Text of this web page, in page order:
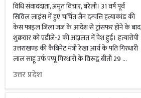
विधि संवाददाता, अमृत विचार, बरेली। 31 वर्ष पूर्व
सिविल लाइंस में हुए चर्चित जैन दम्पत्ति हत्याकांड की
केस फाइल जिला जज के आदेश से ट्रांसफर होने के बाद
शुक्रवार को एडीजे-2 की अदालत में पेश हुई। हत्यारोपी
उत्तराखण्ड की कैबिनेट मंत्री रेखा आर्य के पति गिरधारी
लाल साहू उर्फ पप्पू गिरधारी के विरूद्व बीती 29 …
उत्तर प्रदेश